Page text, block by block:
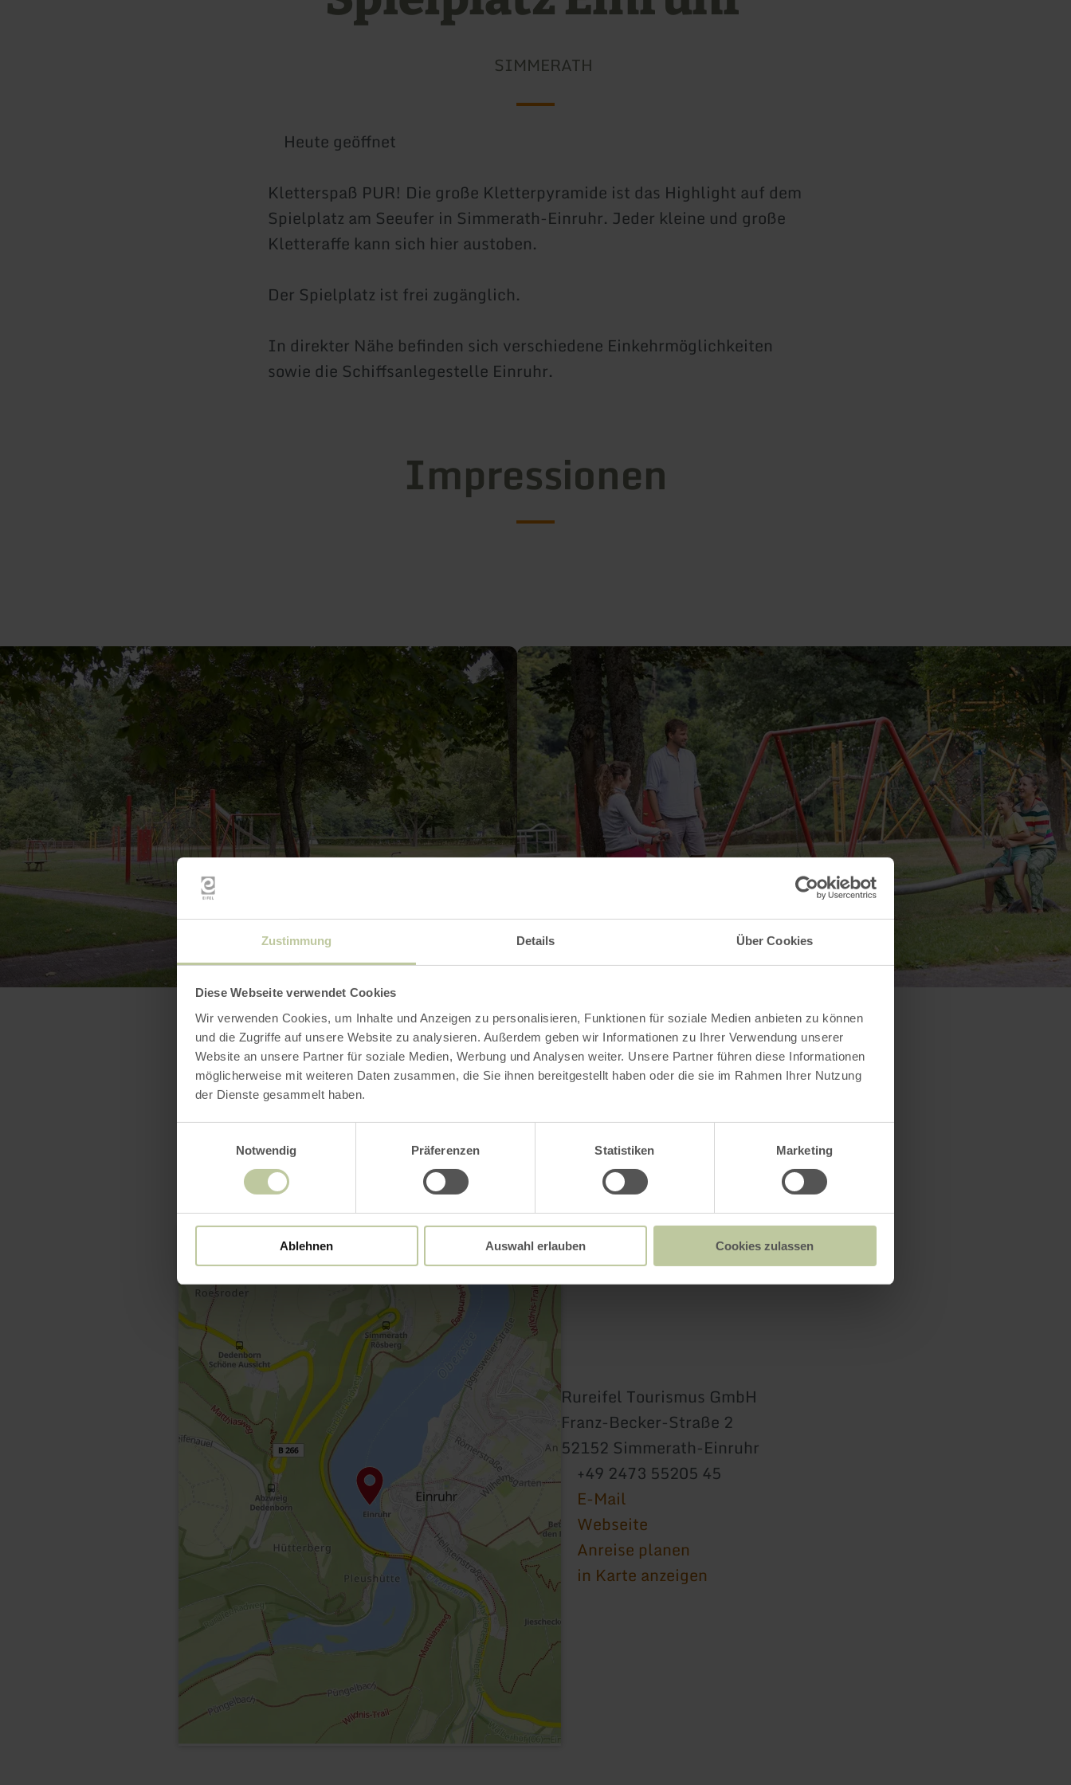
Zustimmung Details Über Cookies
Diese Webseite verwendet Cookies
Wir verwenden Cookies, um Inhalte und Anzeigen zu personalisieren, Funktionen für soziale Medien anbieten zu können
und die Zugriffe auf unsere Website zu analysieren. Außerdem geben wir Informationen zu Ihrer Verwendung unserer
Website an unsere Partner für soziale Medien, Werbung und Analysen weiter. Unsere Partner führen diese Informationen
möglicherweise mit weiteren Daten zusammen, die Sie ihnen bereitgestellt haben oder die sie im Rahmen Ihrer Nutzung
der Dienste gesammelt haben.
Notwendig
Präferenzen Statistiken Marketing
Ablehnen Auswahl erlauben Cookies zulassen
SIMMERATH
Heute geöffnet
Kletterspaß PUR! Die große Kletterpyramide ist das Highlight auf dem
Spielplatz am Seeufer in Simmerath-Einruhr. Jeder kleine und große
Kletteraffe kann sich hier austoben.
Der Spielplatz ist frei zugänglich.
In direkter Nähe befinden sich verschiedene Einkehrmöglichkeiten
sowie die Schiffsanlegestelle Einruhr.
Impressionen
Galerie öffnen
Kontakt
Rureifel Tourismus GmbH
Franz-Becker-Straße 2
52152 Simmerath-Einruhr
+49 2473 55205 45
E-Mail
Webseite
Anreise planen
in Karte anzeigen